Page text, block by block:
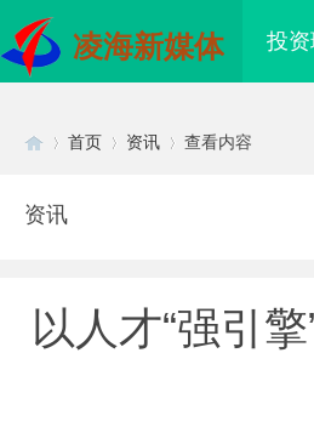
凌海新媒体 投
首页 资讯 查看内容
资讯
以人才“强引